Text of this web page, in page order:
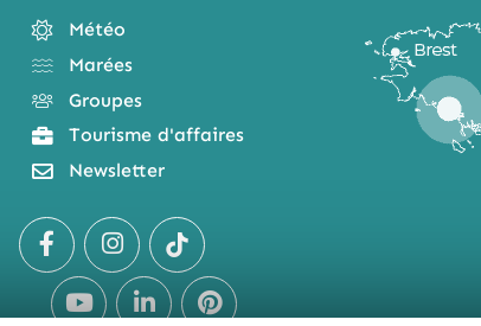
Météo
Marées
Groupes
Tourisme d'affaires
Newsletter